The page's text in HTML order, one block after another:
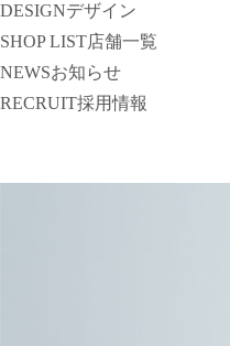
DESIGNデザイン
SHOP LIST店舗一覧
NEWSお知らせ
RECRUIT採用情報